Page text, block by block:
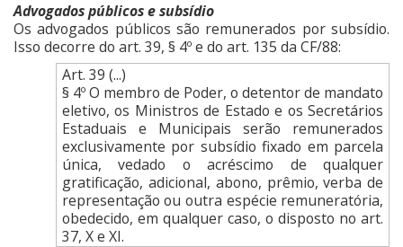
Advogados públicos e subsídio
Os advogados públicos são remunerados por subsídio.
Isso decorre do art. 39, § 4º e do art. 135 da CF/88:
Art. 39 (...)
§ 4º O membro de Poder, o detentor de mandato
eletivo, os Ministros de Estado e os Secretários
Estaduais e Municipais serão remunerados
exclusivamente por subsídio fixado em parcela
única, vedado o acréscimo de qualquer
gratificação, adicional, abono, prêmio, verba de
representação ou outra espécie remuneratória,
obedecido, em qualquer caso, o disposto no art.
37, X e XI.